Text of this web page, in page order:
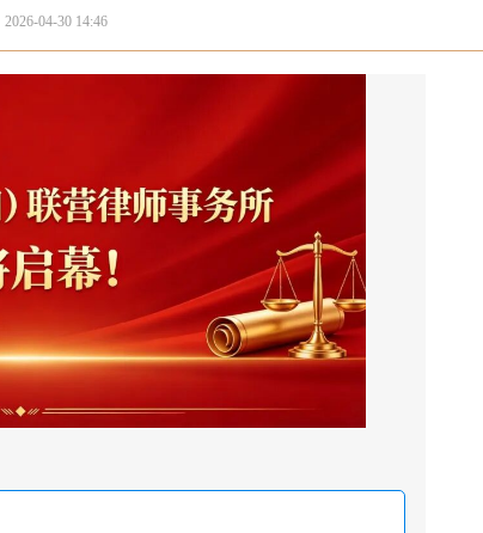
2026-04-30 14:46